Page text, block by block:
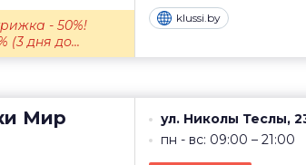
klussi.by
- 50%!
(3 дня до...
Мир
ул. Николы Теслы,
пн - вс: 09:00 – 21:00